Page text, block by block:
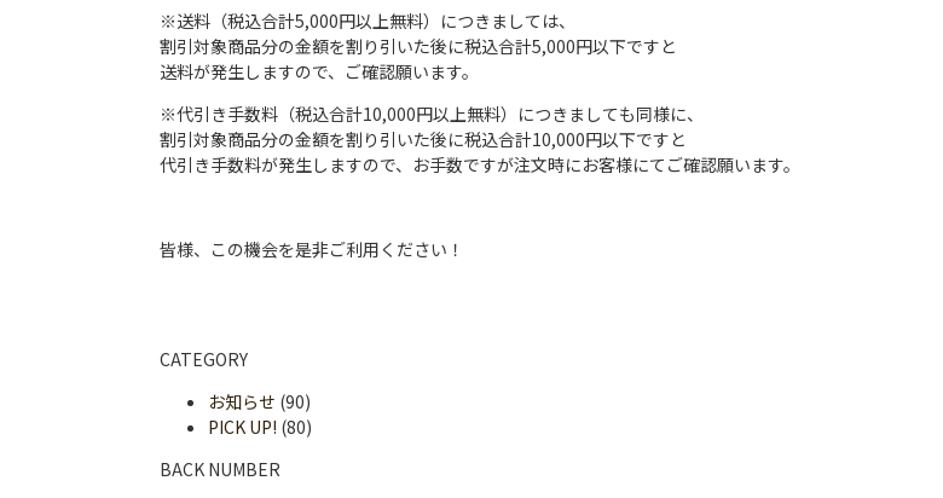
※送料（税込合計5,000円以上無料）につきましては、
割引対象商品分の金額を割り引いた後に税込合計5,000円以下ですと
送料が発生しますので、ご確認願います。
※代引き手数料（税込合計10,000円以上無料）につきましても同様に、
割引対象商品分の金額を割り引いた後に税込合計10,000円以下ですと
代引き手数料が発生しますので、お手数ですが注文時にお客様にて ご確認願います。
皆様、この機会を是非ご利用ください！
CATEGORY
お知らせ (90)
PICK UP! (80)
BACK NUMBER